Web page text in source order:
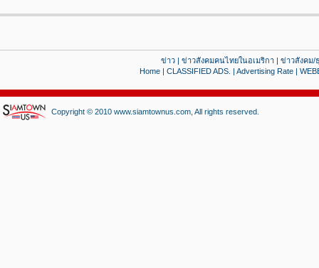
ข่าว| ข่าวสังคมคนไทยในอเมริกา| ข่าวสังคม/
Home| CLASSIFIED ADS. | Advertising Rate|
Copyright © 2010 www.siamtownus.com, All rights reserved.